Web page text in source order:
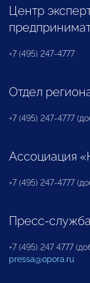
Центр
+7 (495) 247-4777
Отдел
+7 (495) 247-4777
Ассоциация
+7 (495) 247-4777
Пресс-служба
+7 (495) 247 4777
pressa@opora.ru